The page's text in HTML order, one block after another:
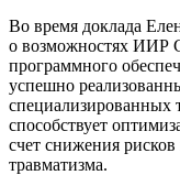
Во время доклада
о возможностях ИИР
программного
успешно
специализированных
способствует
счет снижения
травматизма.